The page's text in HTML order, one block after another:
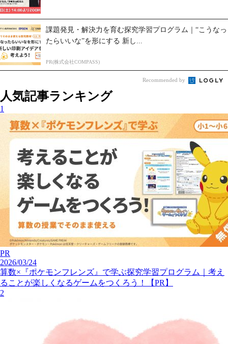
課題発見・解決力を育む探究学習プログラム｜“こうなっ
たらいいな”を形にする 新し...
PR(株式会社COMPASS)
Recommended by
人気記事ランキング
1
PR
2026/03/24
算数×『ポケモンフレンズ』で学ぶ探究学習プログラム｜考え
ることが楽しくなるゲームをつくろう！【PR】
2